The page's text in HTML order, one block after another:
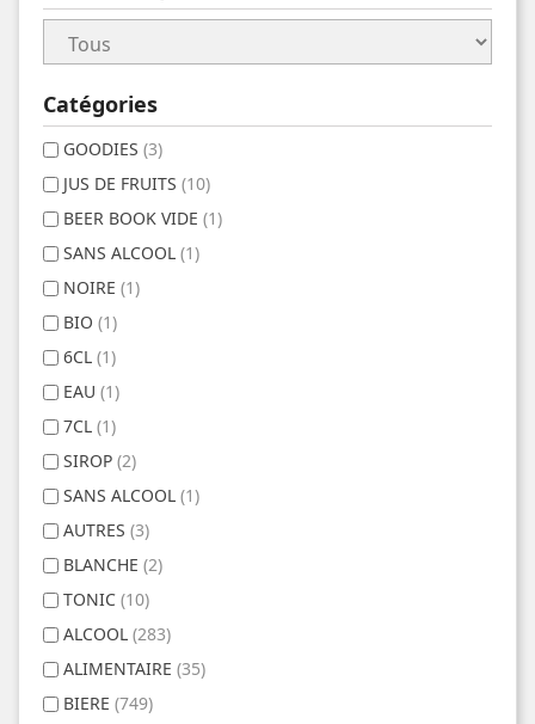
Catégories
GOODIES (3)
JUS DE FRUITS (10)
BEER BOOK VIDE (1)
SANS ALCOOL (1)
NOIRE (1)
BIO (1)
6CL (1)
EAU (1)
7CL (1)
SIROP (2)
SANS ALCOOL (1)
AUTRES (3)
BLANCHE (2)
TONIC (10)
ALCOOL (283)
ALIMENTAIRE (35)
BIERE (749)